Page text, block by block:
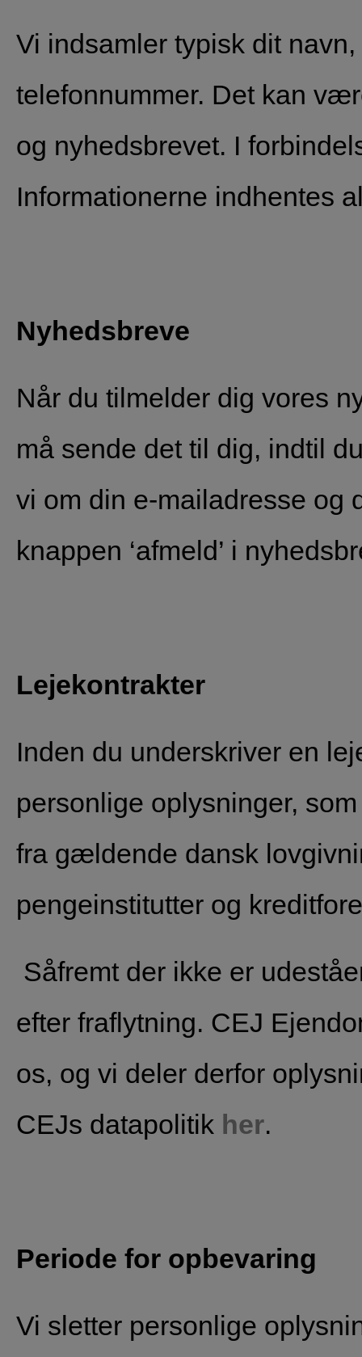
Vi indsamler typisk dit
telefonnummer. Det kan
og nyhedsbrevet. I
Informationerne indhentes
Nyhedsbreve
Når du tilmelder dig vores
må sende det til dig, indtil
vi om din e-mailadresse og
knappen ‘afmeld’ i
Lejekontrakter
Inden du underskriver en
personlige oplysninger,
fra gældende dansk
pengeinstitutter og
Såfremt der ikke er
efter fraflytning. CEJ
os, og vi deler derfor
CEJs datapolitik her.
Periode for opbevaring
Vi sletter personlige